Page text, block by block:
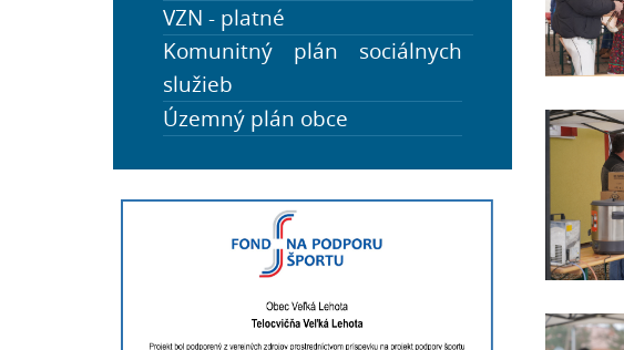
VZN - platné
PHSR a Štatút obce
Komunitný plán sociálnych
služieb
Územný plán obce